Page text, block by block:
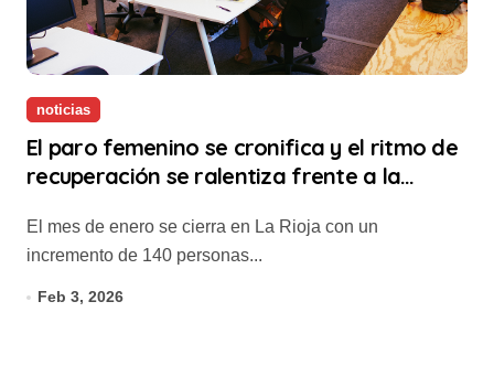
noticias
El paro femenino se cronifica y el ritmo de
recuperación se ralentiza frente a la
El mes de enero se cierra en La Rioja con un
incremento de 140 personas...
Feb 3, 2026